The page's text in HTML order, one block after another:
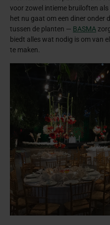
voor zowel intieme bruiloften
het nu gaat om een diner onder
tussen de planten — BASMA
biedt alles wat nodig is om van
te maken.